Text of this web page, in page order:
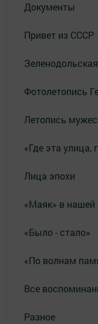
Документы
Привет из СССР
Фотолетопись
Летопись
«Где эта улица,
Лица эпохи
«Маяк» в нашей
«Было - стало»
«По волнам
Все
Разное